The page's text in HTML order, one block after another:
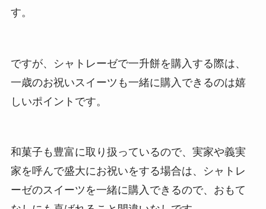
す。
ですが、シャトレーゼで一升餅を購入する際は、
一歳のお祝いスイーツも一緒に購入できるのは嬉
しいポイントです。
和菓子も豊富に取り扱っているので、実家や義実
家を呼んで盛大にお祝いをする場合は、シャトレ
ーゼのスイーツを一緒に購入できるので、おもて